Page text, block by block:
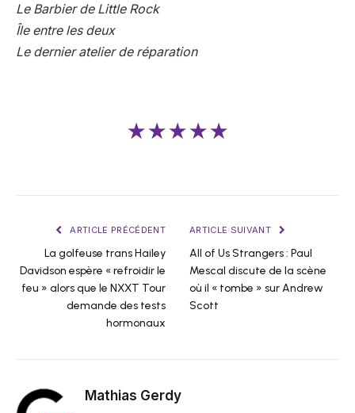
Le Barbier de Little Rock
Île entre les deux
Le dernier atelier de réparation
★★★★★
ARTICLE PRÉCÉDENT
La golfeuse trans Hailey
Davidson espère « refroidir le
feu » alors que le NXXT Tour
demande des tests
hormonaux
ARTICLE SUIVANT
All of Us Strangers : Paul
Mescal discute de la scène
où il « tombe » sur Andrew
Scott
Mathias Gerdy